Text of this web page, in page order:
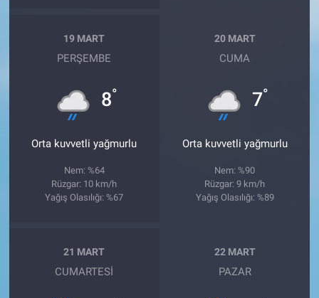
19 MART
PERŞEMBE
8°
Orta kuvvetli yağmurlu
Nem: %64
Rüzgar: 10 km/h
Yağış Olasılığı: %67
20 MART
CUMA
7°
Orta kuvvetli yağmurlu
Nem: %90
Rüzgar: 9 km/h
Yağış Olasılığı: %89
21 MART
CUMARTESI
22 MART
PAZAR